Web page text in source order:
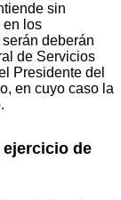
sin
en los
deberán
de Servicios
Presidente del
en cuyo caso la
de